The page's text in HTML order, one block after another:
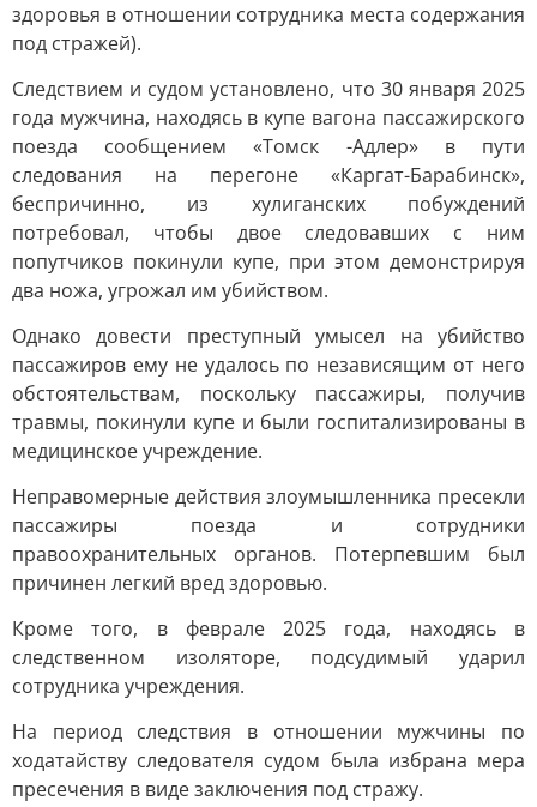
здоровья в отношении сотрудника места содержания
под стражей).
Следствием и судом установлено, что 30 января 2025
года мужчина, находясь в купе вагона пассажирского
поезда сообщением «Томск -Адлер» в пути
следования на перегоне «Каргат-Барабинск»,
беспричинно, из хулиганских побуждений
потребовал, чтобы двое следовавших с ним
попутчиков покинули купе, при этом демонстрируя
два ножа, угрожал им убийством.
Однако довести преступный умысел на убийство
пассажиров ему не удалось по независящим от него
обстоятельствам, поскольку пассажиры, получив
травмы, покинули купе и были госпитализированы в
медицинское учреждение.
Неправомерные действия злоумышленника пресекли
пассажиры поезда и сотрудники
правоохранительных органов. Потерпевшим был
причинен легкий вред здоровью.
Кроме того, в феврале 2025 года, находясь в
следственном изоляторе, подсудимый ударил
сотрудника учреждения.
На период следствия в отношении мужчины по
ходатайству следователя судом была избрана мера
пресечения в виде заключения под стражу.